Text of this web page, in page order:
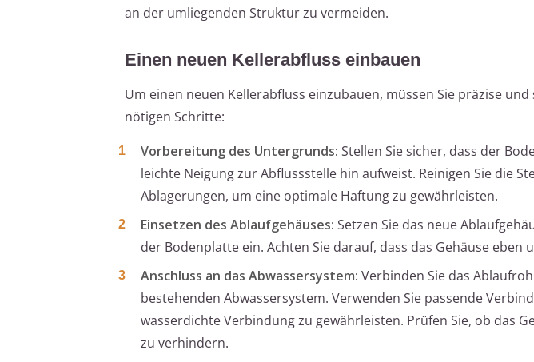
an der umliegenden Struktur zu vermeiden.
Einen neuen Kellerabfluss einbauen
Um einen neuen Kellerabfluss einzubauen, müssen Sie präzise
nötigen Schritte:
Vorbereitung des Untergrunds: Stellen Sie sicher, dass der
leichte Neigung zur Abflussstelle hin aufweist. Reinigen Sie die
Ablagerungen, um eine optimale Haftung zu gewährleisten.
Einsetzen des Ablaufgehäuses: Setzen Sie das neue
der Bodenplatte ein. Achten Sie darauf, dass das Gehäuse eben
Anschluss an das Abwassersystem: Verbinden Sie das
bestehenden Abwassersystem. Verwenden Sie passende
wasserdichte Verbindung zu gewährleisten. Prüfen Sie, ob das
zu verhindern.